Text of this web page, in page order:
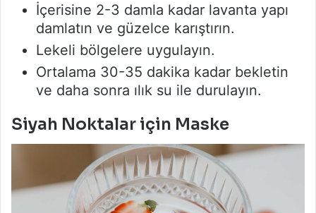
İçerisine 2-3 damla kadar lavanta yapı
damlatın ve güzelce karıştırın.
Lekeli bölgelere uygulayın.
Ortalama 30-35 dakika kadar bekletin
ve daha sonra ılık su ile durulayın.
Siyah Noktalar için Maske